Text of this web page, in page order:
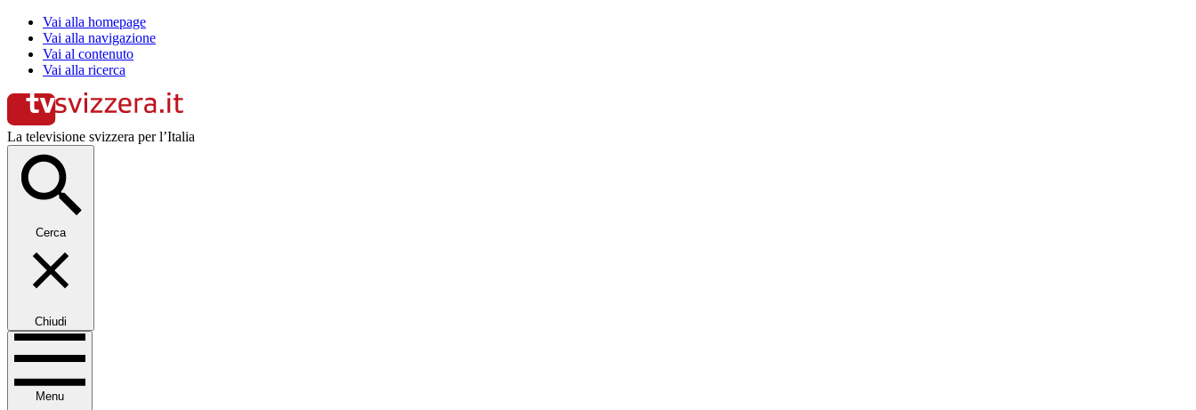
Vai alla homepage
Vai alla navigazione
Vai al contenuto
Vai alla ricerca
La televisione svizzera per l’Italia
Cerca
Chiudi
Menu